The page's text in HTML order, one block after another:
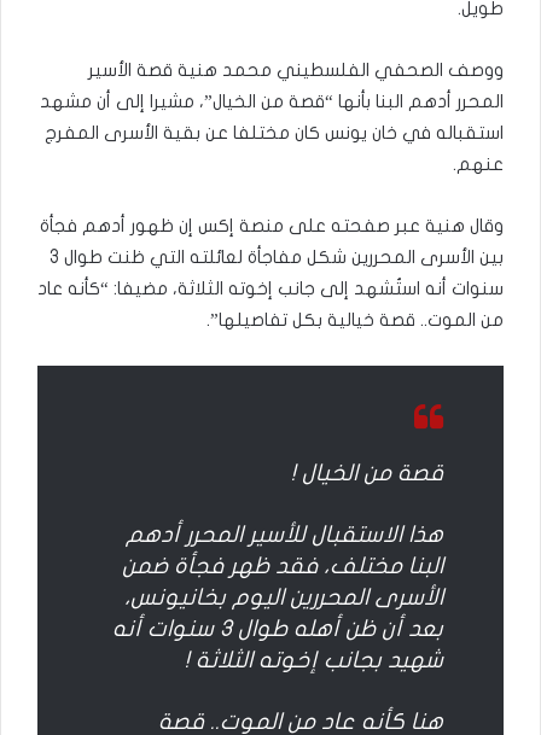
طويل.
ووصف الصحفي الفلسطيني محمد هنية قصة الأسير
المحرر أدهم البنا بأنها “قصة من الخيال”، مشيرا إلى أن مشهد
استقباله في خان يونس كان مختلفا عن بقية الأسرى المفرج
عنهم.
وقال هنية عبر صفحته على منصة إكس إن ظهور أدهم فجأة
بين الأسرى المحررين شكل مفاجأة لعائلته التي ظنت طوال 3
سنوات أنه استُشهد إلى جانب إخوته الثلاثة، مضيفا: “كأنه عاد
من الموت.. قصة خيالية بكل تفاصيلها”.
قصة من الخيال !
هذا الاستقبال للأسير المحرر أدهم
البنا مختلف، فقد ظهر فجأة ضمن
الأسرى المحررين اليوم بخانيونس،
بعد أن ظن أهله طوال 3 سنوات أنه
شهيد بجانب إخوته الثلاثة !
هنا كأنه عاد من الموت.. قصة